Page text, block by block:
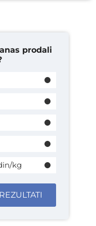
prodali
kg
REZULTATI